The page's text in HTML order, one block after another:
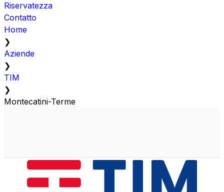
Riservatezza
Contatto
Home
❯
Aziende
❯
TIM
❯
Montecatini-Terme